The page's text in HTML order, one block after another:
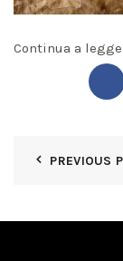
Continua a
PREVIOUS